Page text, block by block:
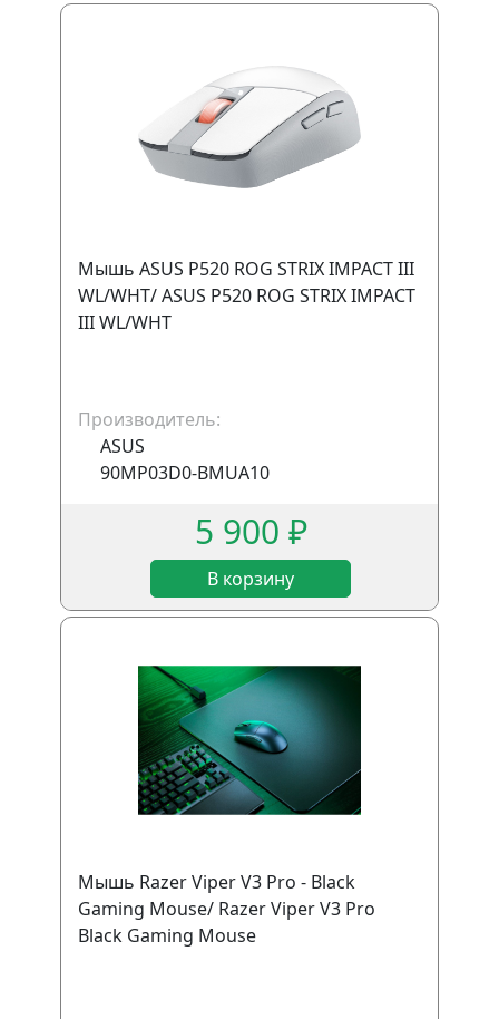
Мышь ASUS P520 ROG STRIX IMPACT III
WL/WHT/ ASUS P520 ROG STRIX IMPACT
III WL/WHT
Производитель:
ASUS
90MP03D0-BMUA10
5 900 ₽
В корзину
Мышь Razer Viper V3 Pro - Black
Gaming Mouse/ Razer Viper V3 Pro
Black Gaming Mouse